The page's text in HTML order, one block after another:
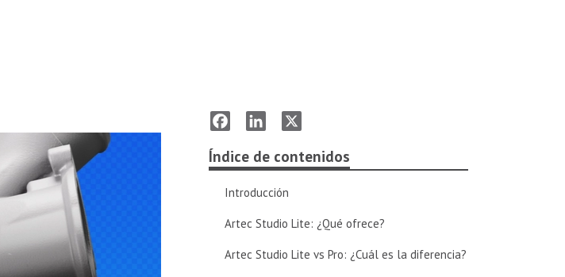
FacebookLinkedIn
Índice de contenidos
Introducción
Artec Studio Lite: ¿Qué ofrece?
Artec Studio Lite vs Pro: ¿Cuál es la diferencia?